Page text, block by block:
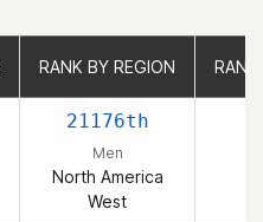
RANK BY REGION
21176th
Men
North America
West
RANK BY REGION